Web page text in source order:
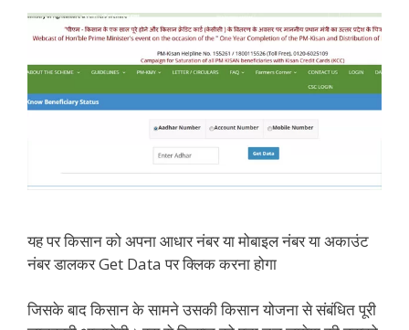
यह पर किसान को अपना आधार नंबर या मोबाइल नंबर या अकाउंट
नंबर डालकर Get Data पर क्लिक करना होगा
जिसके बाद किसान के सामने उसकी किसान योजना से संबंधित पूरी